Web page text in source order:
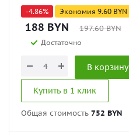
-4.86% Экономия 9.60 BYN
188 BYN 197.60BYN
Достаточно
В корзину
Купить в 1 клик
Общая стоимость 752 BYN